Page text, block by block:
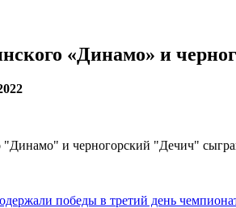
«Динамо» и
победы в третий день